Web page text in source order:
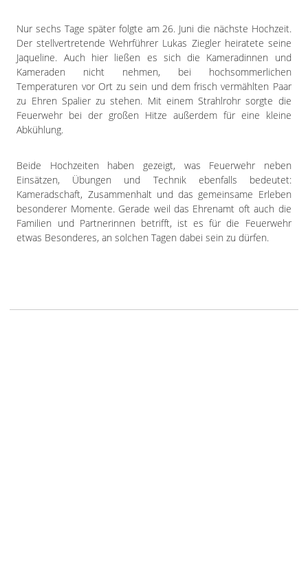
Nur sechs Tage später folgte am 26. Juni die nächste Hochzeit.
Der stellvertretende Wehrführer Lukas Ziegler heiratete seine
Jaqueline. Auch hier ließen es sich die Kameradinnen und
Kameraden nicht nehmen, bei hochsommerlichen
Temperaturen vor Ort zu sein und dem frisch vermählten Paar
zu Ehren Spalier zu stehen. Mit einem Strahlrohr sorgte die
Feuerwehr bei der großen Hitze außerdem für eine kleine
Abkühlung.
Beide Hochzeiten haben gezeigt, was Feuerwehr neben
Einsätzen, Übungen und Technik ebenfalls bedeutet:
Kameradschaft, Zusammenhalt und das gemeinsame Erleben
besonderer Momente. Gerade weil das Ehrenamt oft auch die
Familien und Partnerinnen betrifft, ist es für die Feuerwehr
etwas Besonderes, an solchen Tagen dabei sein zu dürfen.